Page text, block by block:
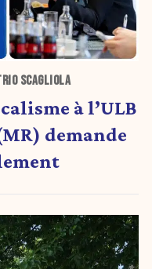
SCAGLIOLA
à l’ULB
demande